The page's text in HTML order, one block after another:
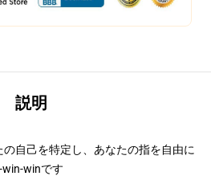
説明
自己を特定し、あなたの指を自由に
winです